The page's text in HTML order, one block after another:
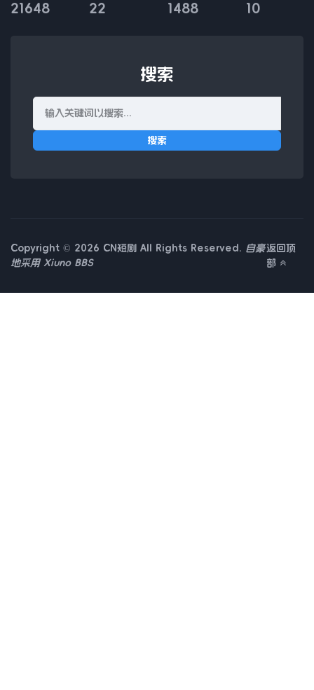
21648 22 1488 10
搜索
搜索
Copyright © 2026 CN短剧 All Rights Reserved.
自豪
地采用 Xiuno BBS
返回顶
部